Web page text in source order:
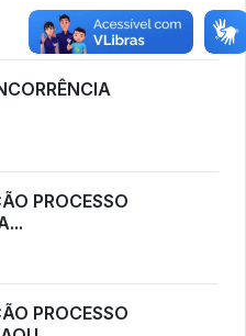
PROCESSO
PROCESSO